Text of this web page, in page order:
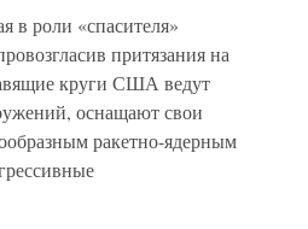
в роли «спасителя»
притязания на
круги США ведут
оснащают свои
ракетно-ядерным